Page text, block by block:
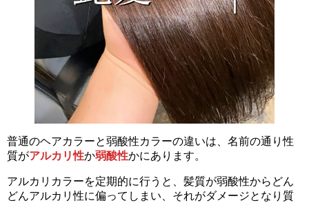
普通のヘアカラーと弱酸性カラーの違いは、名前の通り性
質がアルカリ性か弱酸性かにあります。
アルカリカラーを定期的に行うと、髪質が弱酸性からどん
どんアルカリ性に偏ってしまい、それがダメージとなり質